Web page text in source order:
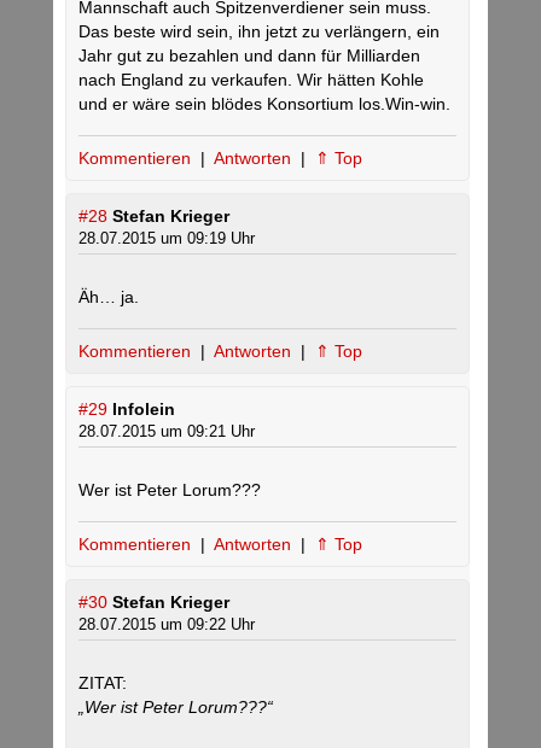
Mannschaft auch Spitzenverdiener sein muss.
Das beste wird sein, ihn jetzt zu verlängern, ein
Jahr gut zu bezahlen und dann für Milliarden
nach England zu verkaufen. Wir hätten Kohle
und er wäre sein blödes Konsortium los.Win-win.
Kommentieren | Antworten | ⇑ Top
#28 Stefan Krieger
28.07.2015 um 09:19 Uhr
Äh… ja.
Kommentieren | Antworten | ⇑ Top
#29 Infolein
28.07.2015 um 09:21 Uhr
Wer ist Peter Lorum???
Kommentieren | Antworten | ⇑ Top
#30 Stefan Krieger
28.07.2015 um 09:22 Uhr
ZITAT:
„Wer ist Peter Lorum???“